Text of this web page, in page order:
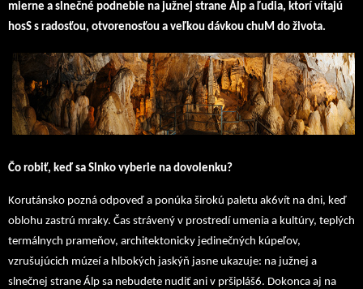
mierne a slnečné podnebie na južnej strane Álp a ľudia, ktorí vítajú
hosS s radosťou, otvorenosťou a veľkou dávkou chuM do života.
Čo robiť, keď sa Slnko vyberie na dovolenku?
Korutánsko pozná odpoveď a ponúka širokú paletu ak6vít na dni, keď
oblohu zastrú mraky. Čas strávený v prostredí umenia a kultúry, teplých
termálnych prameňov, architektonicky jedinečných kúpeľov,
vzrušujúcich múzeí a hlbokých jaskýň jasne ukazuje: na južnej a
slnečnej strane Álp sa nebudete nudiť ani v pršipláš6. Dokonca aj na